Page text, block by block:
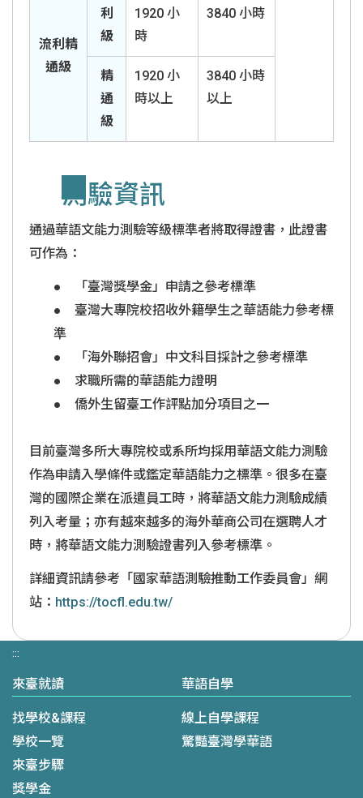
流利精
通級
利
級
1920 小
時
3840 小時
精
通
級
1920 小
時以上
3840 小時
以上
測驗資訊
通過華語文能力測驗等級標準者將取得證書，此證書
可作為：
● 「臺灣獎學金」申請之參考標準
● 臺灣大專院校招收外籍學生之華語能力參考標
準
● 「海外聯招會」中文科目採計之參考標準
● 求職所需的華語能力證明
● 僑外生留臺工作評點加分項目之一
目前臺灣多所大專院校或系所均採用華語文能力測驗
作為申請入學條件或鑑定華語能力之標準。很多在臺
灣的國際企業在派遣員工時，將華語文能力測驗成績
列入考量；亦有越來越多的海外華商公司在選聘人才
時，將華語文能力測驗證書列入參考標準。
詳細資訊請參考「國家華語測驗推動工作委員會」網
站： https://tocfl.edu.tw/
:::
來臺就讀
找學校&課程
學校一覽
來臺步驟
獎學金
華語自學
線上自學課程
驚豔臺灣學華語